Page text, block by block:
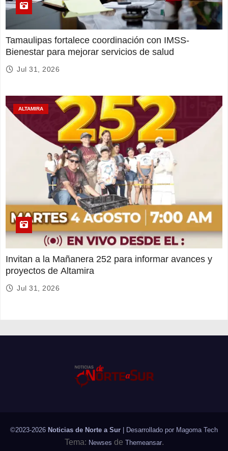
Tamaulipas fortalece coordinación con IMSS-
Bienestar para mejorar servicios de salud
Jul 31, 2026
ALTAMIRA
Invitan a la Mañanera 252 para informar avances y
proyectos de Altamira
Jul 31, 2026
©2023-2026 Noticias de Norte a Sur | Desarrollado por Magoma Tech
Tema: Newses de Themeansar.